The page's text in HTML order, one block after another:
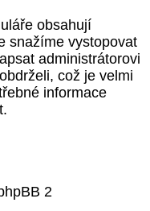
obsahují
snažíme vystopovat
administrátorovi
což je velmi
informace
2